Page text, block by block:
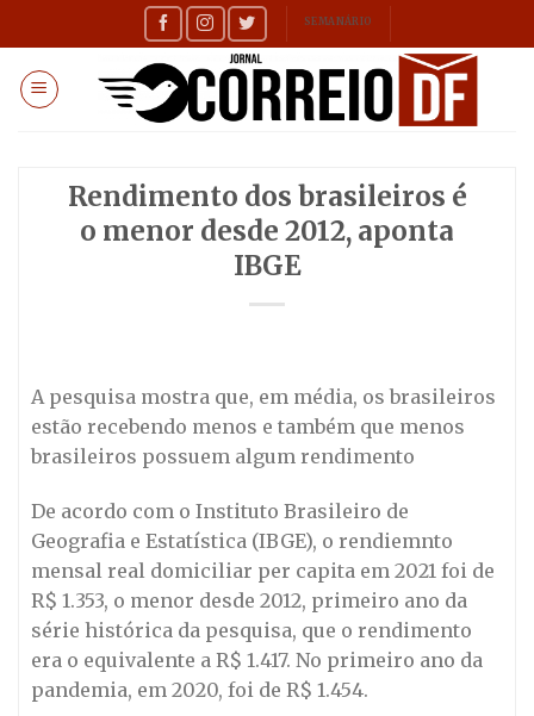
to
content
SEMANÁRIO
Rendimento dos brasileiros é
o menor desde 2012, aponta
IBGE
A pesquisa mostra que, em média, os brasileiros
estão recebendo menos e também que menos
brasileiros possuem algum rendimento
De acordo com o Instituto Brasileiro de
Geografia e Estatística (IBGE), o rendiemnto
mensal real domiciliar per capita em 2021 foi de
R$ 1.353, o menor desde 2012, primeiro ano da
série histórica da pesquisa, que o rendimento
era o equivalente a R$ 1.417. No primeiro ano da
pandemia, em 2020, foi de R$ 1.454.